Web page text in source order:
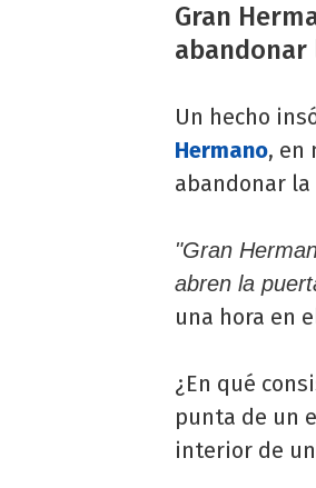
Gran
Un hecho
Hermano, en
abandonar
"Gran
abren la
una hora en
¿En qué
punta de un
interior de